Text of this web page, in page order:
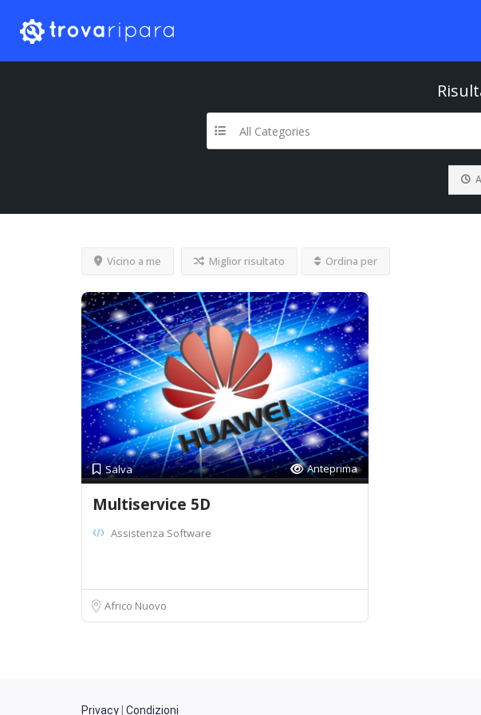
All Categories
Vicino a me Miglior risultato Ordina per
Salva Anteprima
Multiservice 5D
Assistenza Software
Africo Nuovo
Privacy Condizioni